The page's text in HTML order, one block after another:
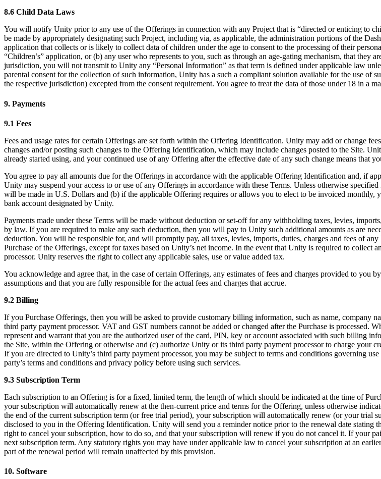
8.6 Child Data Laws
You will notify Unity prior to any use of the Offerings in connection with any Project that is “directed or enticing to
be made by appropriately designating such Project, including via, as applicable, the administration portions of the
application that collects or is likely to collect data of children under the age to consent to the processing of their
“Children’s” application, or (b) any user who represents to you, such as through an age-gating mechanism, that they
jurisdiction, you will not transmit to Unity any “Personal Information” as that term is defined under applicable law
parental consent for the collection of such information, Unity has a such a compliant solution available for the use of
the respective jurisdiction) excepted from the consent requirement. You agree to treat the data of those under 18 in
9. Payments
9.1 Fees
Fees and usage rates for certain Offerings are set forth within the Offering Identification. Unity may add or change
changes and/or posting such changes to the Offering Identification, which may include changes posted to the Site.
already started using, and your continued use of any Offering after the effective date of any such change means that
You agree to pay all amounts due for the Offerings in accordance with the applicable Offering Identification and, if
Unity may suspend your access to or use of any Offerings in accordance with these Terms. Unless otherwise
will be made in U.S. Dollars and (b) if the applicable Offering requires or allows you to elect to be invoiced
bank account designated by Unity.
Payments made under these Terms will be made without deduction or set-off for any withholding taxes, levies,
by law. If you are required to make any such deduction, then you will pay to Unity such additional amounts as are
deduction. You will be responsible for, and will promptly pay, all taxes, levies, imports, duties, charges and fees of
Purchase of the Offerings, except for taxes based on Unity’s net income. In the event that Unity is required to
processor. Unity reserves the right to collect any applicable sales, use or value added tax.
You acknowledge and agree that, in the case of certain Offerings, any estimates of fees and charges provided to you
assumptions and that you are fully responsible for the actual fees and charges that accrue.
9.2 Billing
If you Purchase Offerings, then you will be asked to provide customary billing information, such as name, company
third party payment processor. VAT and GST numbers cannot be added or changed after the Purchase is
represent and warrant that you are the authorized user of the card, PIN, key or account associated with such billing
the Site, within the Offering or otherwise and (c) authorize Unity or its third party payment processor to charge your
If you are directed to Unity’s third party payment processor, you may be subject to terms and conditions governing
party’s terms and conditions and privacy policy before using such services.
9.3 Subscription Term
Each subscription to an Offering is for a fixed, limited term, the length of which should be indicated at the time of
your subscription will automatically renew at the then-current price and terms for the Offering, unless otherwise
the end of the current subscription term (or free trial period), your subscription will automatically renew (or your trial
disclosed to you in the Offering Identification. Unity will send you a reminder notice prior to the renewal date
right to cancel your subscription, how to do so, and that your subscription will renew if you do not cancel it. If your
next subscription term. Any statutory rights you may have under applicable law to cancel your subscription at an
part of the renewal period will remain unaffected by this provision.
10. Software